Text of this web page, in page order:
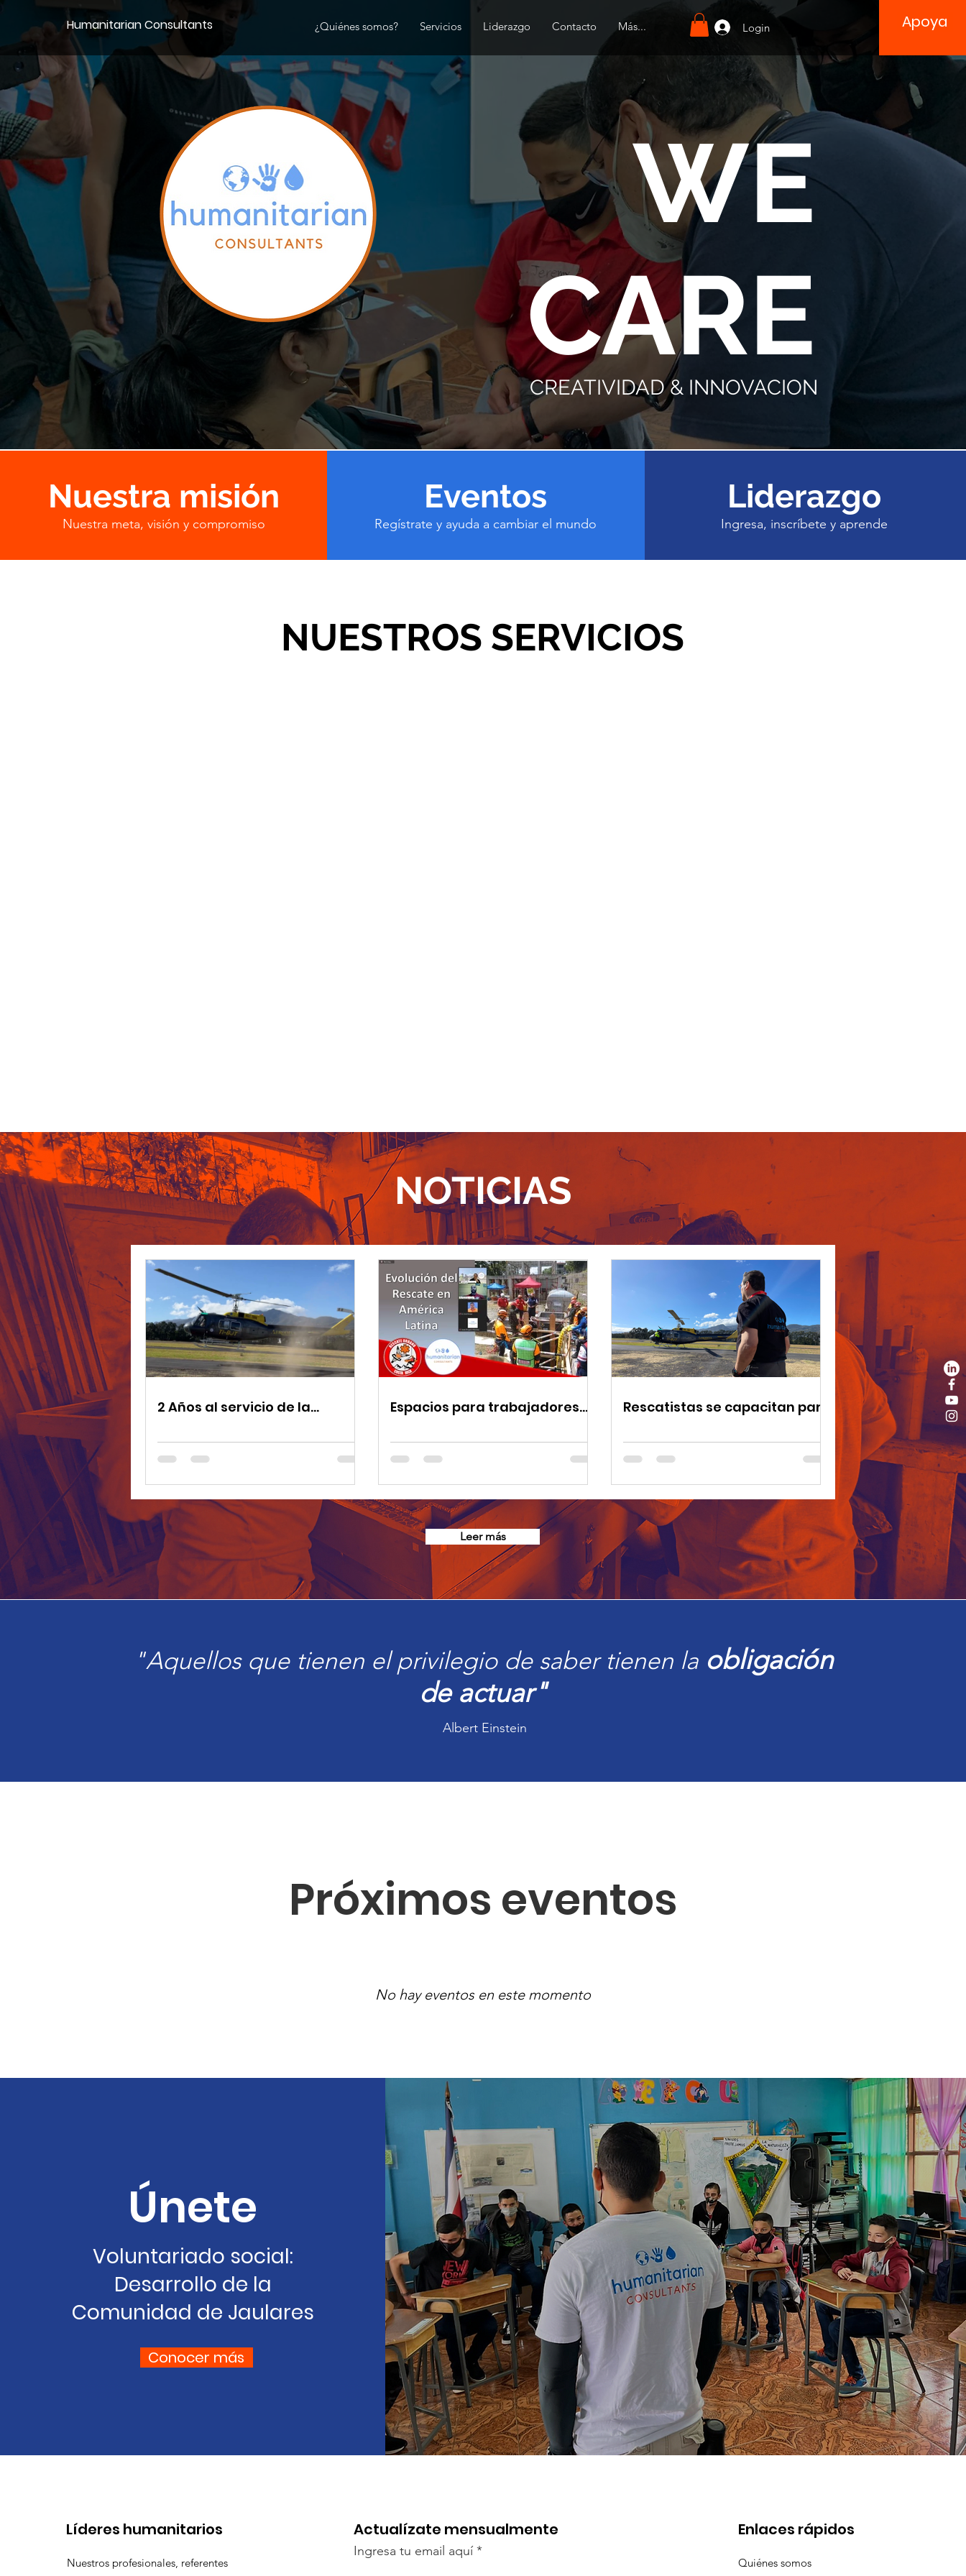
Humanitarian Consultants ¿Quiénes somos? Servicios Liderazgo Contacto Más... Login Apoya
WE
CARE
CREATIVIDAD & INNOVACION
Nuestra misión
Nuestra meta, visión y compromiso
Eventos
Regístrate y ayuda a cambiar el mundo
Liderazgo
Ingresa, inscríbete y aprende
NUESTROS SERVICIOS
NOTICIAS
2 Años al servicio de la
Consultants
Espacios para trabajadores
rescate
Rescatistas se capacitan para
helicóptero
Leer más
"Aquellos que tienen el privilegio de saber tienen la obligación
de actuar"
Albert Einstein
Próximos eventos
No hay eventos en este momento
Únete
Voluntariado social:
Desarrollo de la
Comunidad de Jaulares
Conocer más
​Líderes humanitarios
Nuestros profesionales, referentes
Actualízate mensualmente
Ingresa tu email aquí
Enlaces rápidos
Quiénes somos